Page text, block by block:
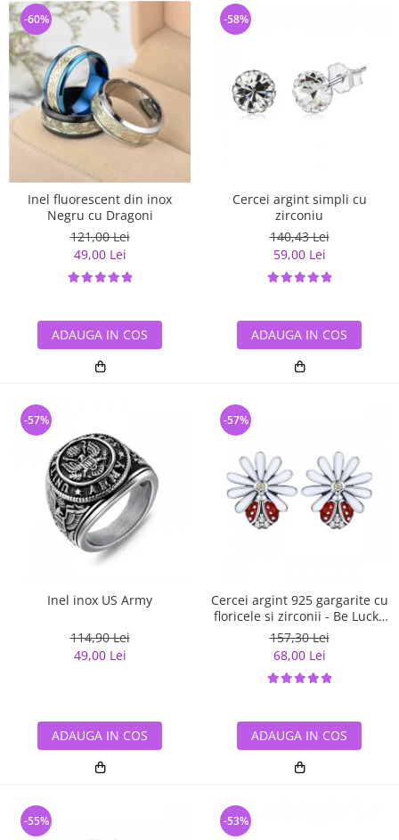
Inel fluorescent din inox
Negru cu Dragoni
121,00 Lei
49,00 Lei
-60%
ADAUGA IN COS
Cercei argint simpli cu
zirconiu
140,43 Lei
59,00 Lei
-58%
ADAUGA IN COS
Inel inox US Army
114,90 Lei
49,00 Lei
-57%
ADAUGA IN COS
Cercei argint 925 gargarite cu
floricele si zirconii - Be Lucky
EST0022
157,30 Lei
68,00 Lei
-57%
ADAUGA IN COS
-55% -53%